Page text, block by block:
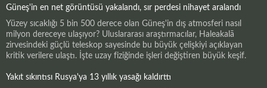
Güneş'in en net görüntüsü yakalandı, sır perdesi nihayet aralandı
Yüzey sıcaklığı 5 bin 500 derece olan Güneş'in dış atmosferi nasıl
milyon dereceye ulaşıyor? Uluslararası araştırmacılar, Haleakalā
zirvesindeki güçlü teleskop sayesinde bu büyük çelişkiyi açıklayan
kritik verilere ulaştı. İşte uzay fiziğinde işleri değiştiren büyük keşif.
Yakıt sıkıntısı Rusya'ya 13 yıllık yasağı kaldırttı